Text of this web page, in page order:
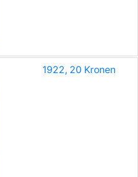
1922, 20 Kronen